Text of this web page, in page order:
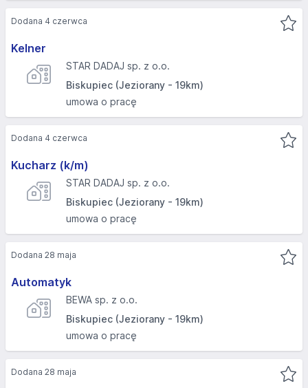
Kelner
STAR DADAJ sp. z o.o.
Biskupiec (Jeziorany - 19km)
umowa o pracę
Dodana 4 czerwca
Kucharz (k/m)
STAR DADAJ sp. z o.o.
Biskupiec (Jeziorany - 19km)
umowa o pracę
Dodana 4 czerwca
Automatyk
BEWA sp. z o.o.
Biskupiec (Jeziorany - 19km)
umowa o pracę
Dodana 28 maja
Dodana 28 maja